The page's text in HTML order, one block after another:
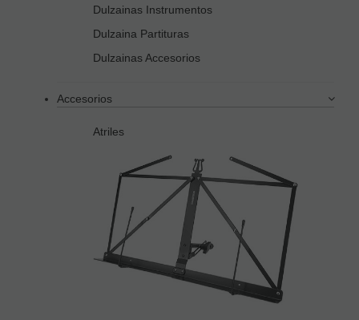
Dulzainas Instrumentos
Dulzaina Partituras
Dulzainas Accesorios
Accesorios
Atriles